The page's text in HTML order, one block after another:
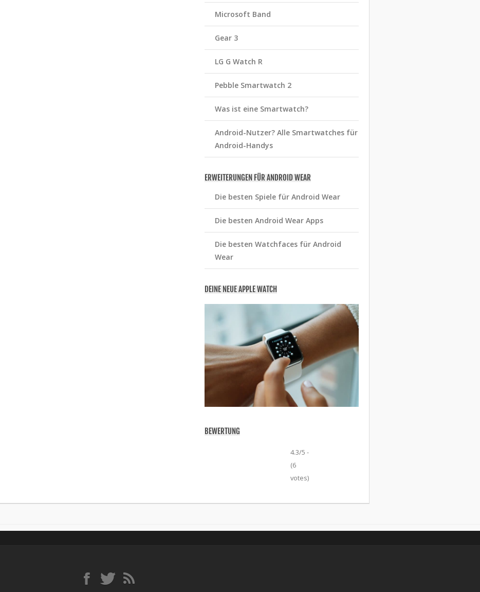
Microsoft Band
Gear 3
LG G Watch R
Pebble Smartwatch 2
Was ist eine Smartwatch?
Android-Nutzer? Alle Smartwatches für
Android-Handys
ERWEITERUNGEN FÜR ANDROID WEAR
Die besten Spiele für Android Wear
Die besten Android Wear Apps
Die besten Watchfaces für Android
Wear
DEINE NEUE APPLE WATCH
BEWERTUNG
4.3/5 -
(6
votes)